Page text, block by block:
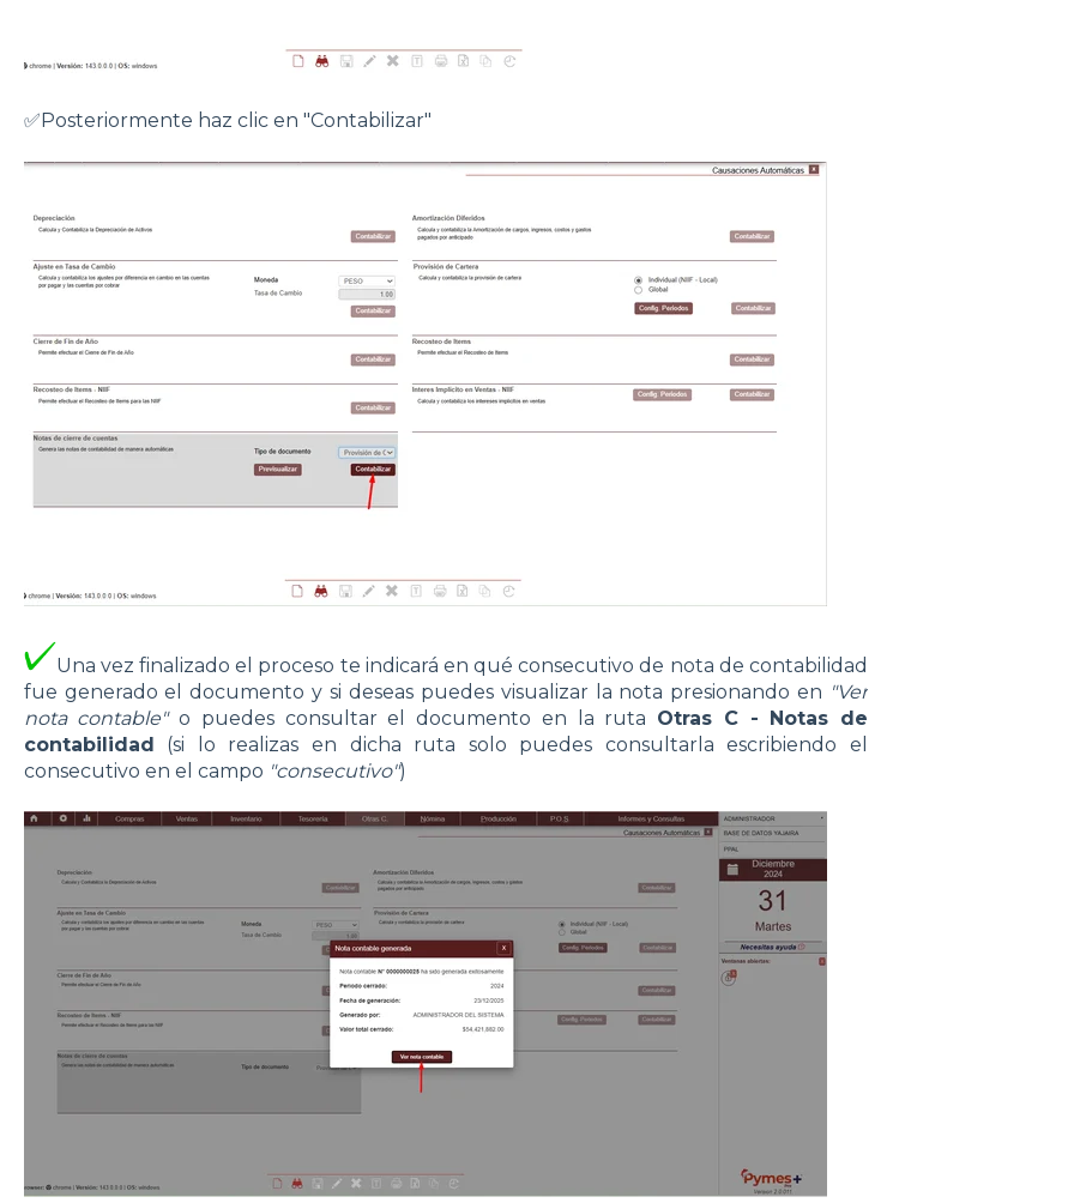
✅Posteriormente haz clic en "Contabilizar"
Una vez finalizado el proceso te indicará en qué consecutivo de nota de contabilidad
fue generado el documento y si deseas puedes visualizar la nota presionando en "Ver
nota contable"o puedes consultar el documento en la ruta Otras C - Notas de
contabilidad (si lo realizas en dicha ruta solo puedes consultarla escribiendo el
consecutivo en el campo "consecutivo")